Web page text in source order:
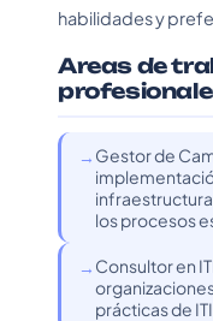
habilidades y
Areas de
Gestor de
infraestructura
los procesos
Consultor en
prácticas de